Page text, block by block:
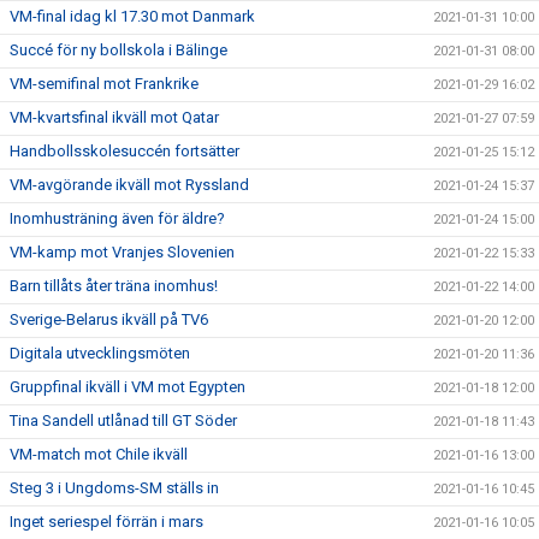
VM-final idag kl 17.30 mot Danmark 2021-01-31 10:00
Succé för ny bollskola i Bälinge 2021-01-31 08:00
VM-semifinal mot Frankrike 2021-01-29 16:02
VM-kvartsfinal ikväll mot Qatar 2021-01-27 07:59
Handbollsskolesuccén fortsätter 2021-01-25 15:12
VM-avgörande ikväll mot Ryssland 2021-01-24 15:37
Inomhusträning även för äldre? 2021-01-24 15:00
VM-kamp mot Vranjes Slovenien 2021-01-22 15:33
Barn tillåts åter träna inomhus! 2021-01-22 14:00
Sverige-Belarus ikväll på TV6 2021-01-20 12:00
Digitala utvecklingsmöten 2021-01-20 11:36
Gruppfinal ikväll i VM mot Egypten 2021-01-18 12:00
Tina Sandell utlånad till GT Söder 2021-01-18 11:43
VM-match mot Chile ikväll 2021-01-16 13:00
Steg 3 i Ungdoms-SM ställs in 2021-01-16 10:45
Inget seriespel förrän i mars 2021-01-16 10:05